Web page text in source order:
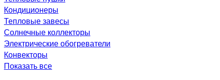
Кондиционеры
Тепловые завесы
Солнечные коллекторы
Электрические обогреватели
Конвекторы
Показать все